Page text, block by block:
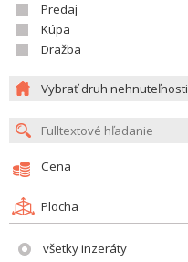
Predaj
Kúpa
Dražba
Vybrať druh nehnuteľnosti
Cena
Plocha
všetky inzeráty